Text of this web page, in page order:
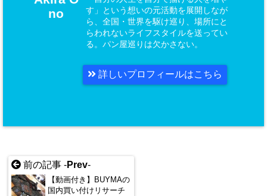
no
す」という想いの元活動を展開しなが
ら、全国・世界を駆け巡り、場所にと
らわれないライフスタイルを送ってい
る。パン屋巡りは欠かさない。
詳しいプロフィールはこちら
前の記事 -Prev-
【動画付き】BUYMAの
国内買い付けリサーチ